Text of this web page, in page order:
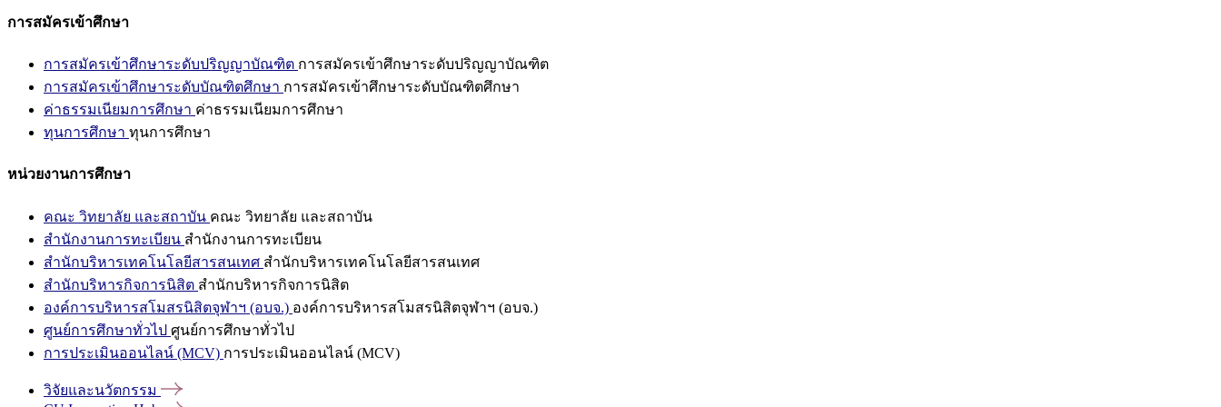
การสมัครเข้าศึกษา
การสมัครเข้าศึกษาระดับปริญญาบัณฑิต การสมัครเข้าศึกษาระดับปริญญาบัณฑิต
การสมัครเข้าศึกษาระดับบัณฑิตศึกษา การสมัครเข้าศึกษาระดับบัณฑิตศึกษา
ค่าธรรมเนียมการศึกษา ค่าธรรมเนียมการศึกษา
ทุนการศึกษา ทุนการศึกษา
หน่วยงานการศึกษา
คณะ วิทยาลัย และสถาบัน คณะ วิทยาลัย และสถาบัน
สำนักงานการทะเบียน สำนักงานการทะเบียน
สำนักบริหารเทคโนโลยีสารสนเทศ สำนักบริหารเทคโนโลยีสารสนเทศ
สำนักบริหารกิจการนิสิต สำนักบริหารกิจการนิสิต
องค์การบริหารสโมสรนิสิตจุฬาฯ (อบจ.) องค์การบริหารสโมสรนิสิตจุฬาฯ (อบจ.)
ศูนย์การศึกษาทั่วไป ศูนย์การศึกษาทั่วไป
การประเมินออนไลน์ (MCV) การประเมินออนไลน์ (MCV)
วิจัยและนวัตกรรม